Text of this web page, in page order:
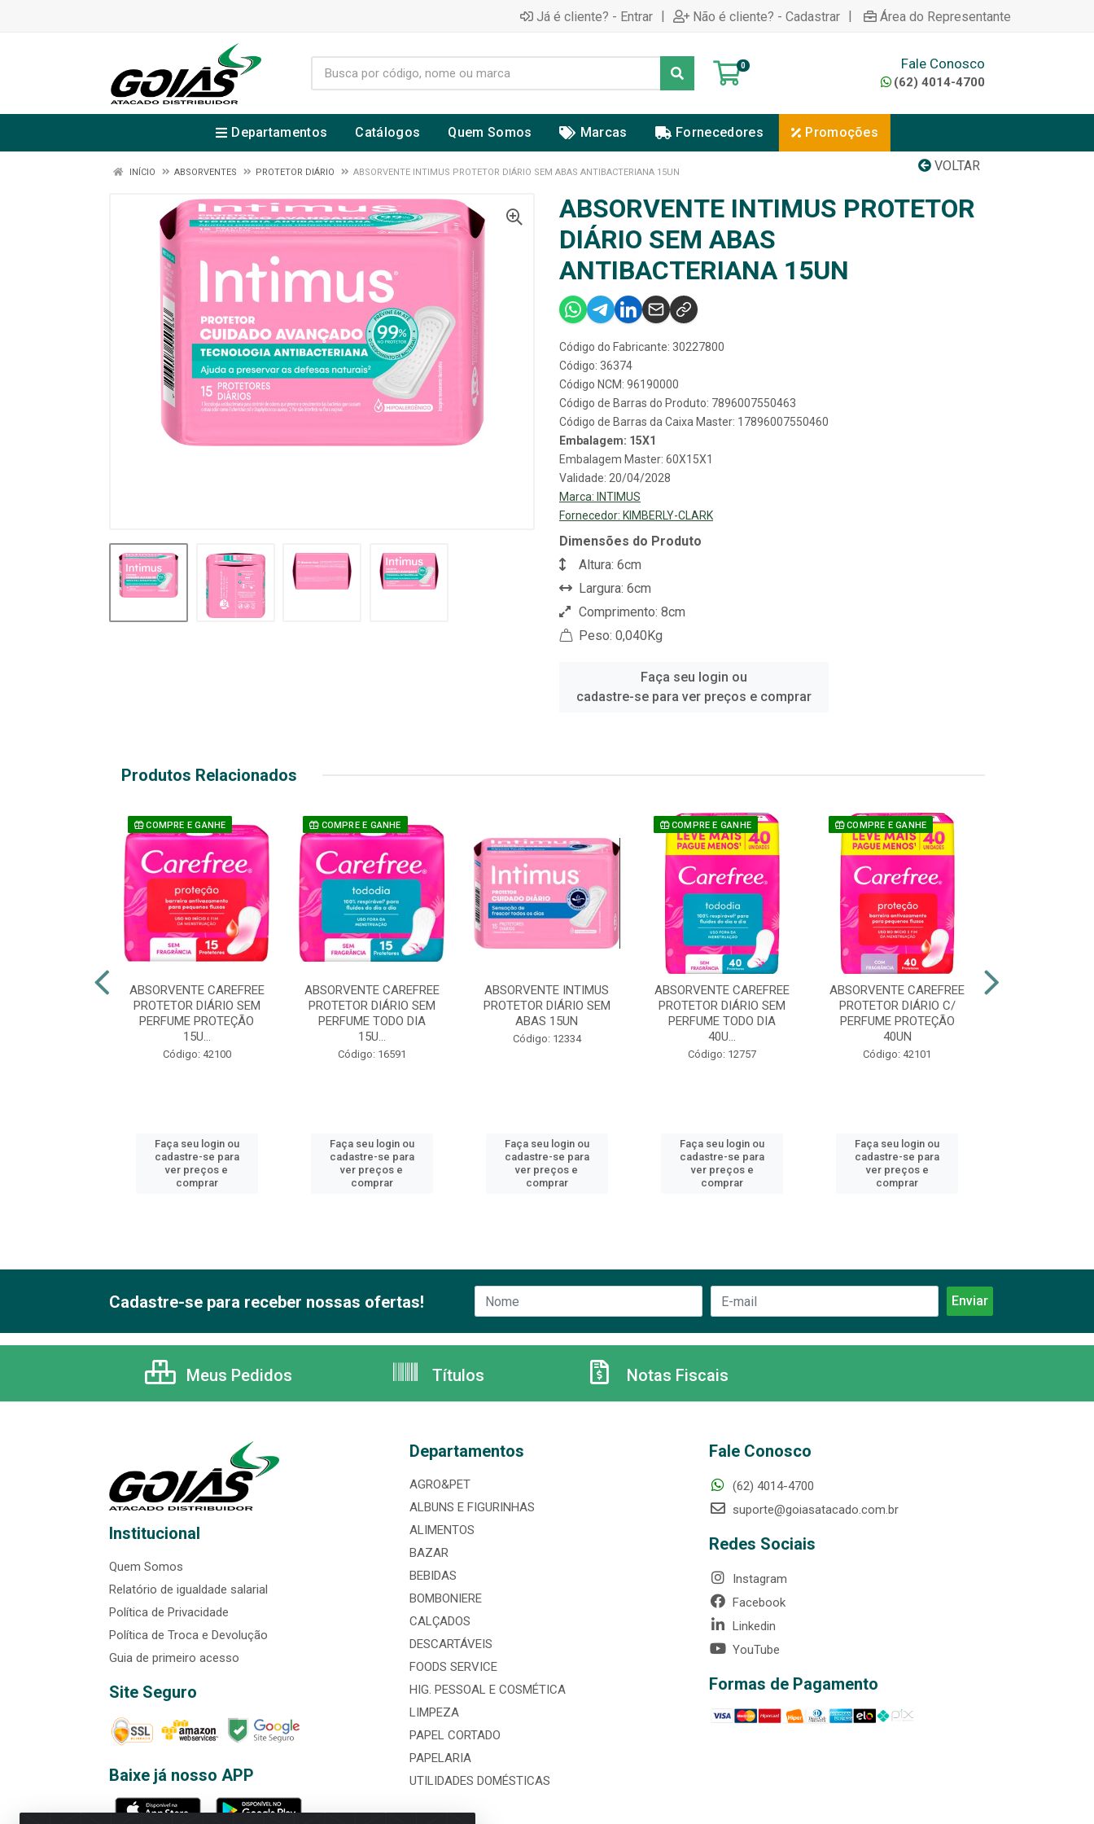
Já é cliente? - Entrar | Não é cliente? - Cadastrar | Área do Representante
0 Fale Conosco
(62) 4014-4700
Departamentos Catálogos Quem Somos Marcas Fornecedores Promoções
VOLTAR
INÍCIO ABSORVENTES PROTETOR DIÁRIO ABSORVENTE INTIMUS PROTETOR DIÁRIO SEM ABAS ANTIBACTERIANA 15UN
ABSORVENTE INTIMUS PROTETOR
DIÁRIO SEM ABAS
ANTIBACTERIANA 15UN
Código do Fabricante: 30227800
Código: 36374
Código NCM: 96190000
Código de Barras do Produto: 7896007550463
Código de Barras da Caixa Master: 17896007550460
Embalagem: 15X1
Embalagem Master: 60X15X1
Validade: 20/04/2028
Marca: INTIMUS
Fornecedor: KIMBERLY-CLARK
Dimensões do Produto
Altura: 6cm
Largura: 6cm
Comprimento: 8cm
Peso: 0,040Kg
Faça seu login ou
cadastre-se para ver preços e comprar
Produtos Relacionados
COMPRE E GANHE
ABSORVENTE CAREFREE
PROTETOR DIÁRIO SEM
PERFUME PROTEÇÃO
15U...
Código: 42100
Faça seu login ou
cadastre-se para
ver preços e
comprar
COMPRE E GANHE
ABSORVENTE CAREFREE
PROTETOR DIÁRIO SEM
PERFUME TODO DIA
15U...
Código: 16591
Faça seu login ou
cadastre-se para
ver preços e
comprar
ABSORVENTE INTIMUS
PROTETOR DIÁRIO SEM
ABAS 15UN
Código: 12334
Faça seu login ou
cadastre-se para
ver preços e
comprar
COMPRE E GANHE
ABSORVENTE CAREFREE
PROTETOR DIÁRIO SEM
PERFUME TODO DIA
40U...
Código: 12757
Faça seu login ou
cadastre-se para
ver preços e
comprar
COMPRE E GANHE
ABSORVENTE CAREFREE
PROTETOR DIÁRIO C/
PERFUME PROTEÇÃO
40UN
Código: 42101
Faça seu login ou
cadastre-se para
ver preços e
comprar
Cadastre-se para receber nossas ofertas!
Meus Pedidos Títulos Notas Fiscais
Institucional
Quem Somos
Relatório de igualdade salarial
Política de Privacidade
Política de Troca e Devolução
Guia de primeiro acesso
Site Seguro
Baixe já nosso APP
Departamentos
AGRO&PET
ALBUNS E FIGURINHAS
ALIMENTOS
BAZAR
BEBIDAS
BOMBONIERE
CALÇADOS
DESCARTÁVEIS
FOODS SERVICE
HIG. PESSOAL E COSMÉTICA
LIMPEZA
PAPEL CORTADO
PAPELARIA
UTILIDADES DOMÉSTICAS
Fale Conosco
(62) 4014-4700
suporte@goiasatacado.com.br
Redes Sociais
Instagram
Facebook
Linkedin
YouTube
Formas de Pagamento